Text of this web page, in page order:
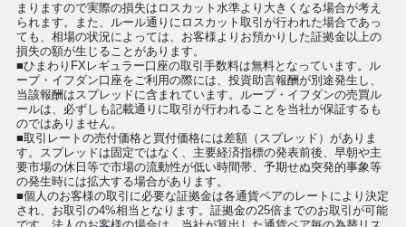
まりますので実際の損失はロスカット水準より大きくなる場合が考え
られます。また、ルール通りにロスカット取引が行われた場合であっ
ても、相場の状況によっては、お客様よりお預かりした証拠金以上の
損失の額が生じることがあります。
■ひまわりFXレギュラー口座の取引手数料は無料となっています。ル
ープ・イフダン口座をご利用の際には、投資助言報酬が別途発生し、
当該報酬はスプレッドに含まれています。ループ・イフダンの売買ル
ールは、必ずしも記載通りに取引が行われることを当社が保証するも
のではありません。
■取引レートの売付価格と買付価格には差額（スプレッド）がありま
す。スプレッドは固定ではなく、主要経済指標の発表前後、早朝や主
要市場の休日等で市場の流動性が低い時間帯、予期せぬ突発的事象等
の発生時には拡大する場合があります。
■個人のお客様の取引に必要な証拠金は各通貨ペアのレートにより決定
され、お取引の4%相当となります。証拠金の25倍までのお取引が可能